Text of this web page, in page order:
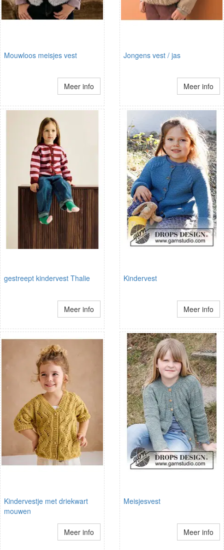
Mouwloos meisjes vest
Meer info
Jongens vest / jas
Meer info
gestreept kindervest Thalie
Meer info
Kindervest
Meer info
Kindervestje met driekwart
mouwen
Meer info
Meisjesvest
Meer info